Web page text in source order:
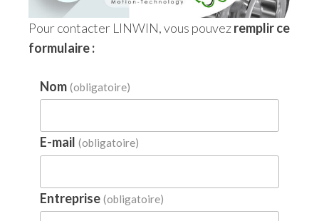
Pour contacter LINWIN, vous pouvezremplir ce
formulaire :
Nom (obligatoire)
E-mail (obligatoire)
Entreprise (obligatoire)